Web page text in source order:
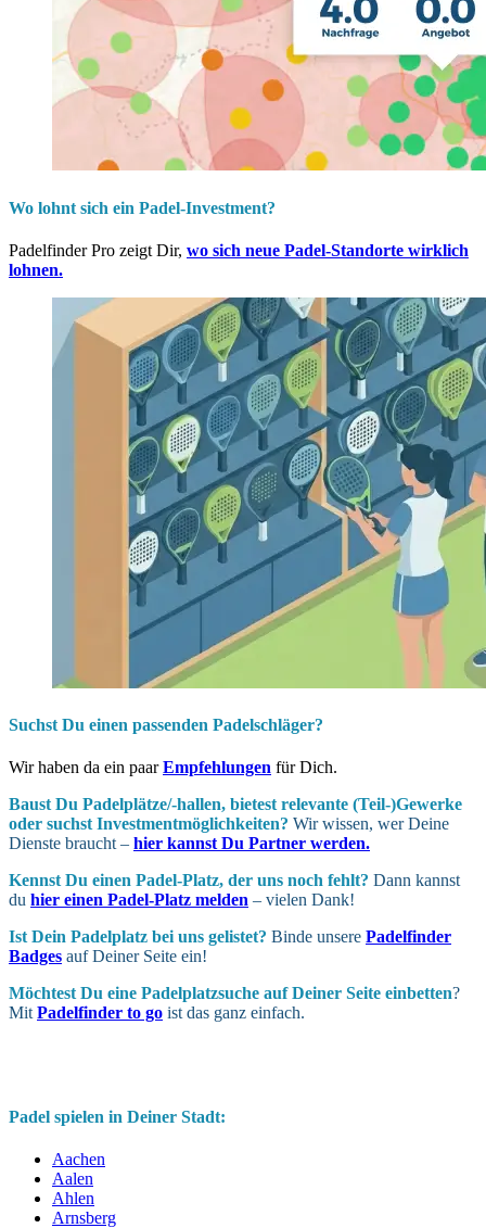
Wo lohnt sich ein Padel-Investment?
Padelfinder Pro zeigt Dir, wo sich neue Padel-Standorte wirklich
lohnen.
Suchst Du einen passenden Padelschläger?
Wir haben da ein paarEmpfehlungen für Dich.
Baust Du Padel­plätze/-hallen, bietest relevante (Teil-)Gewerke
oder suchst In­vest­ment­möglich­keiten? Wir wissen, wer Deine
Dienste braucht – hier kannst Du Partner werden.
Kennst Du einen Padel-Platz, der uns noch fehlt? Dann kannst
du hier einen Padel-Platz melden – vielen Dank!
Ist Dein Padel­platz bei uns gelistet? Binde unsere Padelfinder
Badges auf Deiner Seite ein!
Möchtest Du eine Padel­platz­suche auf Deiner Seite ein­betten?
MitPadelfinder to go ist das ganz einfach.
Padel spielen in Deiner Stadt:
Aachen
Aalen
Ahlen
Arnsberg